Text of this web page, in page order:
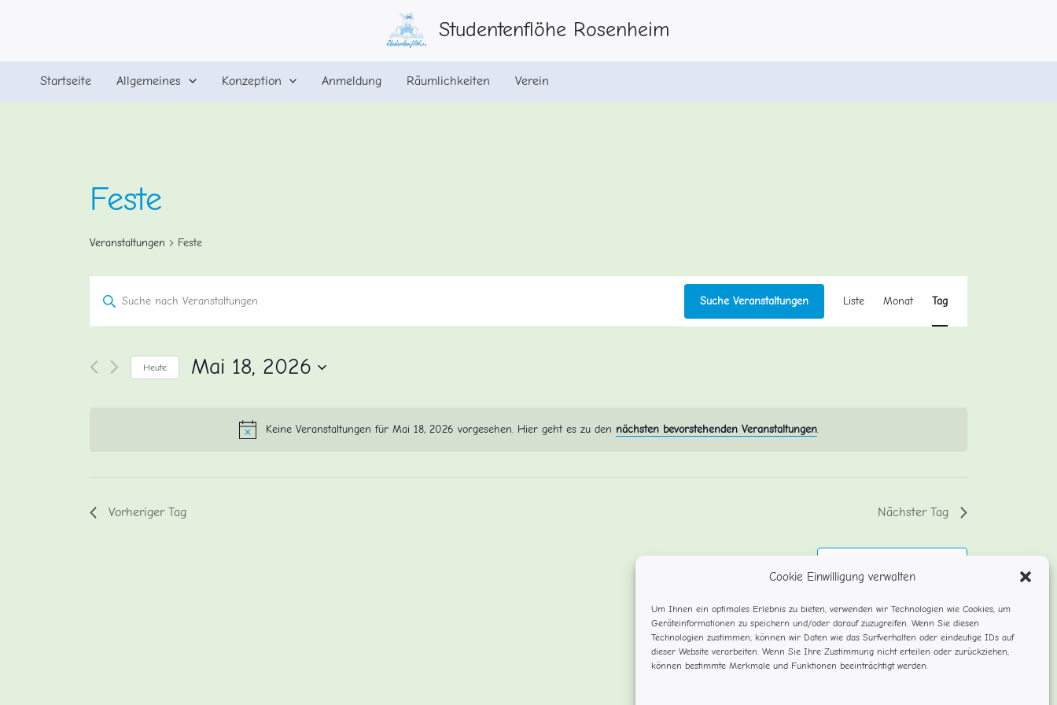
Cookie Einwilligung verwalten
Um Ihnen ein optimales Erlebnis zu bieten, verwenden wir Technologien wie Cookies, um
Geräteinformationen zu speichern und/oder darauf zuzugreifen. Wenn Sie diesen
Technologien zustimmen, können wir Daten wie das Surfverhalten oder eindeutige IDs auf
dieser Website verarbeiten. Wenn Sie Ihre Zustimmung nicht erteilen oder zurückziehen,
können bestimmte Merkmale und Funktionen beeinträchtigt werden.
Studentenflöhe Rosenheim
Startseite Allgemeines Konzeption Anmeldung Räumlichkeiten Verein
Keine Veranstaltungen für Mai 18, 2026 vorgesehen. Hier geht es zu den nächsten bevorstehenden Veranstaltungen.
Feste
Veranstaltungen Feste
Veranstaltungen
Suche
und
Ansichten,
Bitte
Schlüsselwort
eingeben.
Veranstaltungen
Suche Veranstaltungen
Ansichten-
Liste Monat Tag
Heute Mai 18, 2026
Vorheriger Tag Nächster Tag